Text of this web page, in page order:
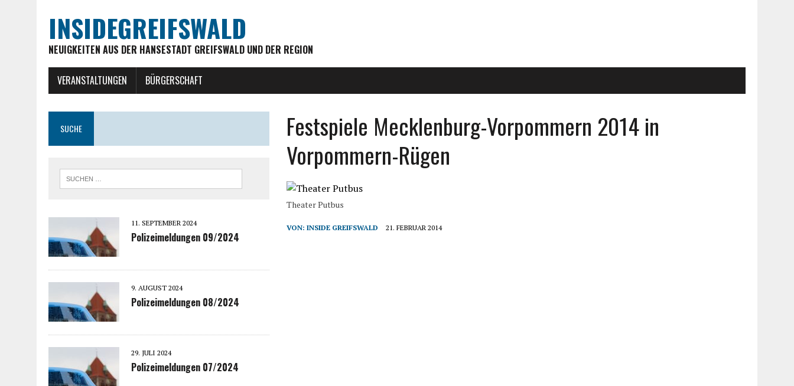
INSIDEGREIFSWALD
NEUIGKEITEN AUS DER HANSESTADT GREIFSWALD UND DER REGION
VERANSTALTUNGEN BÜRGERSCHAFT
Festspiele Mecklenburg-Vorpommern 2014 in
Vorpommern-Rügen
Theater Putbus
VON:INSIDE GREIFSWALD 21. FEBRUAR 2014
SUCHE
11. SEPTEMBER 2024
Polizeimeldungen 09/2024
9. AUGUST 2024
Polizeimeldungen 08/2024
29. JULI 2024
Polizeimeldungen 07/2024